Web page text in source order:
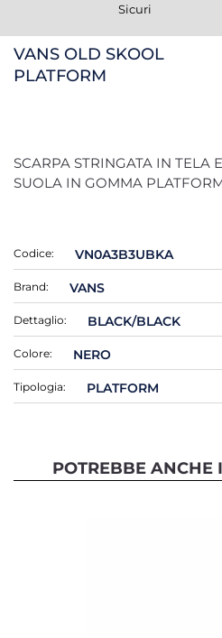
Sicuri
VANS OLD SKOOL
PLATFORM
SCARPA STRINGATA IN TELA
SUOLA IN GOMMA
Codice: VN0A3B3UBKA
Brand: VANS
Dettaglio: BLACK/BLACK
Colore: NERO
Tipologia: PLATFORM
POTREBBE ANCHE